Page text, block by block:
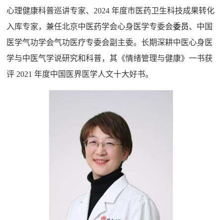
心理健康科普巡讲专家、2024 年度市医药卫生科技成果转化
入库专家，兼任北京中医药学会心身医学专委会委员、中国
医学气功学会气功医疗专委会副主委。长期深耕中医心身医
学与中医气学说研究和科普，其《情绪管理与健康》一书获
评 2021 年度中国医界医学人文十大好书。